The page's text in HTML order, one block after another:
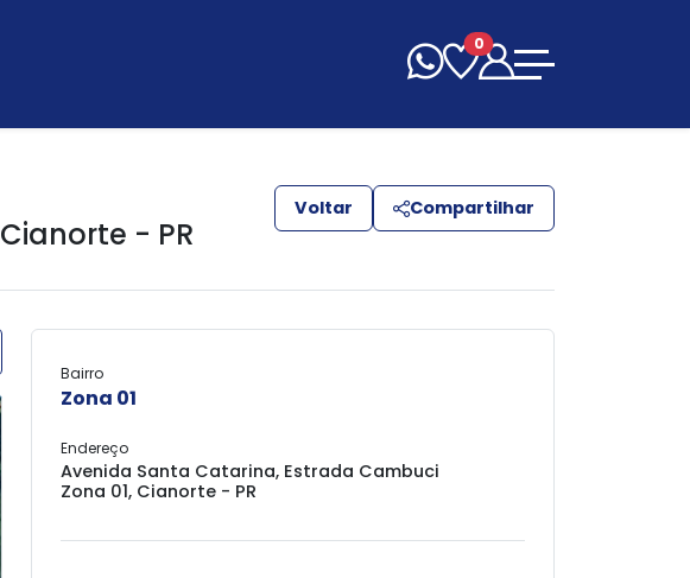
0
Cianorte - PR
Voltar Compartilhar
Bairro
Zona 01
Endereço
Avenida Santa Catarina, Estrada Cambuci
Zona 01, Cianorte - PR